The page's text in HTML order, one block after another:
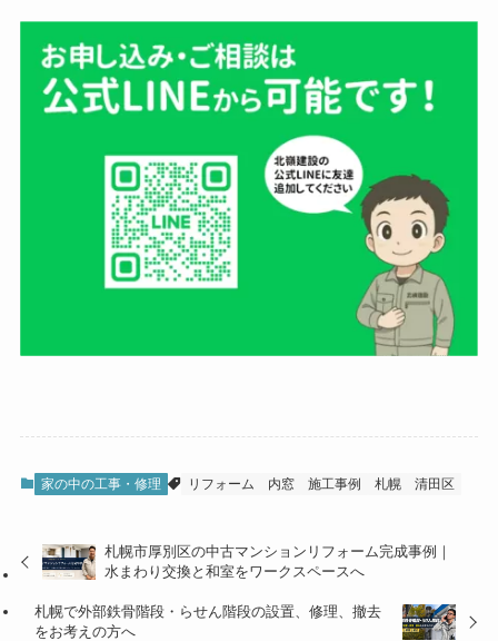
家の中の工事・修理 リフォーム 内窓 施工事例 札幌 清田区
札幌市厚別区の中古マンションリフォーム完成事例｜
水まわり交換と和室をワークスペースへ
札幌で外部鉄骨階段・らせん階段の設置、修理、撤去
をお考えの方へ